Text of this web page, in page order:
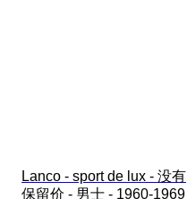
Lanco - sport de lux - 没有
保留价 - 男士 - 1960-1969